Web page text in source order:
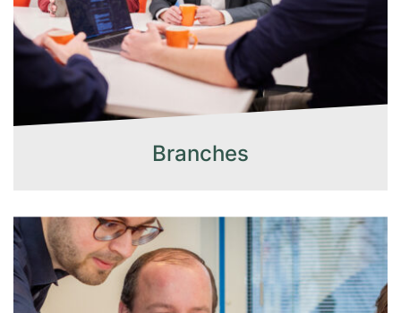
Branches